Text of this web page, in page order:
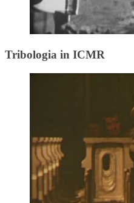
Tribologia in ICMR